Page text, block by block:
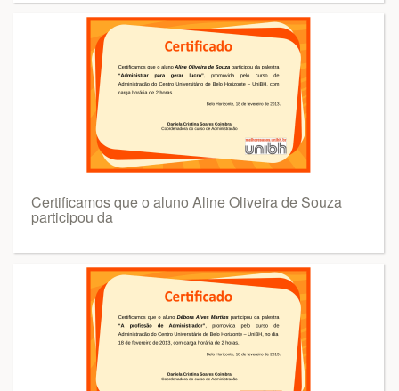
Certificamos que o aluno Aline Oliveira de Souza
participou da